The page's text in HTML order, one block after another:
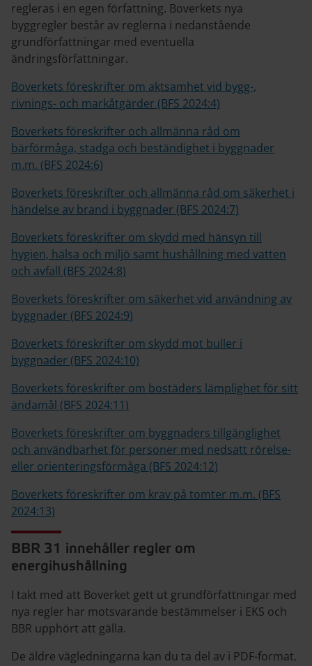
regleras i en egen författning. Boverkets nya
byggregler består av reglerna i nedanstående
grundförfattningar med eventuella
ändringsförfattningar.
Boverkets föreskrifter om aktsamhet vid bygg-,
rivnings- och markåtgärder (BFS 2024:4)
Boverkets föreskrifter och allmänna råd om
bärförmåga, stadga och beständighet i byggnader
m.m. (BFS 2024:6)
Boverkets föreskrifter och allmänna råd om säkerhet i
händelse av brand i byggnader (BFS 2024:7)
Boverkets föreskrifter om skydd med hänsyn till
hygien, hälsa och miljö samt hushållning med vatten
och avfall (BFS 2024:8)
Boverkets föreskrifter om säkerhet vid användning av
byggnader (BFS 2024:9)
Boverkets föreskrifter om skydd mot buller i
byggnader (BFS 2024:10)
Boverkets föreskrifter om bostäders lämplighet för sitt
ändamål (BFS 2024:11)
Boverkets föreskrifter om byggnaders tillgänglighet
och användbarhet för personer med nedsatt rörelse-
eller orienteringsförmåga (BFS 2024:12)
Boverkets föreskrifter om krav på tomter m.m. (BFS
2024:13)
BBR 31 innehåller regler om
energihushållning
I takt med att Boverket gett ut grundförfattningar med
nya regler har motsvarande bestämmelser i EKS och
BBR upphört att gälla.
De äldre vägledningarna kan du ta del av i PDF-format.